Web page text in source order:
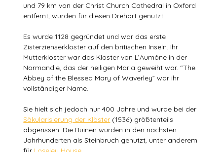
und 79 km von der Christ Church Cathedral in Oxford
entfernt, wurden für diesen Drehort genutzt.
Es wurde 1128 gegründet und war das erste
Zisterzienserkloster auf den britischen Inseln. Ihr
Mutterkloster war das Kloster von L’Aumône in der
Normandie, das der heiligen Maria geweiht war. “The
Abbey of the Blessed Mary of Waverley” war ihr
vollständiger Name.
Sie hielt sich jedoch nur 400 Jahre und wurde bei der
Säkularisierung der Klöster (1536) größtenteils
abgerissen. Die Ruinen wurden in den nächsten
Jahrhunderten als Steinbruch genutzt, unter anderem